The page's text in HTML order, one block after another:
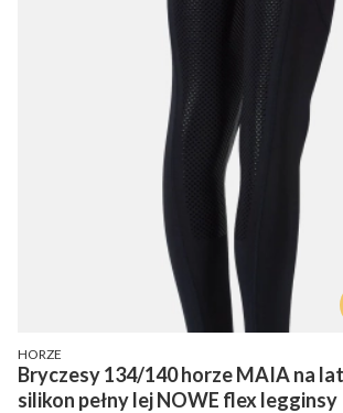
PRODUCENT
HORZE
Bryczesy 134/140 horze MAIA na lato granatowe
silikon pełny lej NOWE flex legginsy